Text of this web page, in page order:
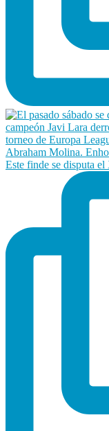
Este finde se disputa